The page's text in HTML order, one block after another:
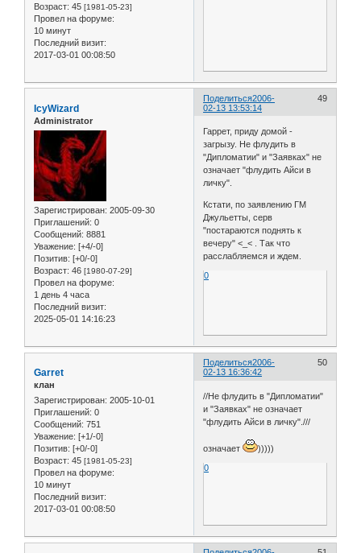
Возраст: 45 [1981-05-23]
Провел на форуме:
10 минут
Последний визит:
2017-03-01 00:08:50
Поделиться 49
2006-
02-13 13:53:14
IcyWizard
Administrator
Зарегистрирован: 2005-09-30
Приглашений: 0
Сообщений: 8881
Уважение: [+4/-0]
Позитив: [+0/-0]
Возраст: 46 [1980-07-29]
Провел на форуме:
1 день 4 часа
Последний визит:
2025-05-01 14:16:23
Гаррет, приду домой -
загрызу. Не флудить в
"Дипломатии" и "Заявках" не
означает "флудить Айси в
личку".
Кстати, по заявлению ГМ
Джульетты, серв
"постараются поднять к
вечеру" <_< . Так что
расслабляемся и ждем.
0
Поделиться 50
2006-
02-13 16:36:42
Garret
клан
Зарегистрирован: 2005-10-01
Приглашений: 0
Сообщений: 751
Уважение: [+1/-0]
Позитив: [+0/-0]
Возраст: 45 [1981-05-23]
Провел на форуме:
10 минут
Последний визит:
2017-03-01 00:08:50
//Не флудить в "Дипломатии"
и "Заявках" не означает
"флудить Айси в личку".///
означает
)))))
0